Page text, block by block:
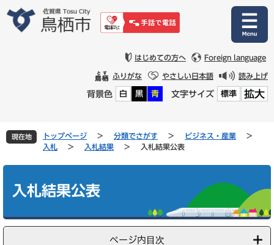
文
はじめての方へ Foreign language
ふりがな やさしい日本語 読み上げ
背景色 白 黒 青 文字サイズ 標準 拡大
現在地 トップページ > 分類でさがす > ビジネス・産業
>
入札
> 入札結果 > 入札結果公表
入札結果公表
ページ内目次